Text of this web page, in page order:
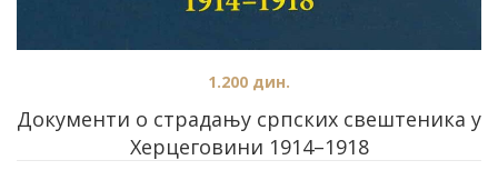
Документи о страдању српских свештеника у
Херцеговини 1914–1918
1.200 дин.